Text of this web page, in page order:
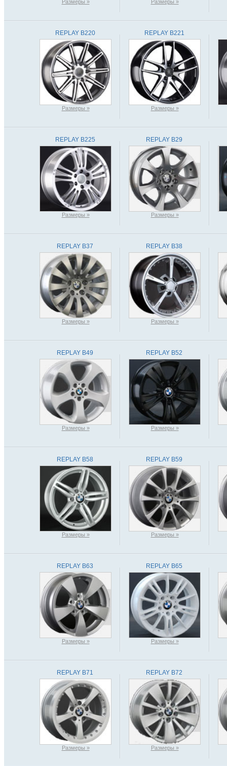
Размеры » Размеры »
REPLAY B220
Размеры »
REPLAY B221
Размеры »
REPLAY B225
Размеры »
REPLAY B29
Размеры »
REPLAY B37
Размеры »
REPLAY B38
Размеры »
REPLAY B49
Размеры »
REPLAY B52
Размеры »
REPLAY B58
Размеры »
REPLAY B59
Размеры »
REPLAY B63
Размеры »
REPLAY B65
Размеры »
REPLAY B71
Размеры »
REPLAY B72
Размеры »